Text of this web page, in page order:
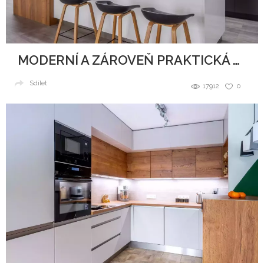
MODERNÍ A ZÁROVEŇ PRAKTICKÁ KUCHYNĚ
0
17912
Sdílet